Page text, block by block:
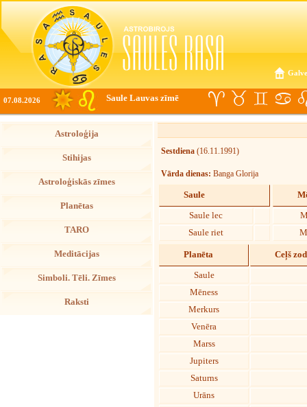
07.08.2026 Saule Lauvas zīmē
Astroloģija
Stihijas
Astroloģiskās zīmes
Planētas
TARO
Meditācijas
Simboli. Tēli. Zīmes
Raksti
Sestdiena (16.11.1991)
Vārda dienas: Banga Glorija
Saule
Saule lec
Saule riet
Planēta Ceļš
Saule
Mēness
Merkurs
Venēra
Marss
Jupiters
Saturns
Urāns